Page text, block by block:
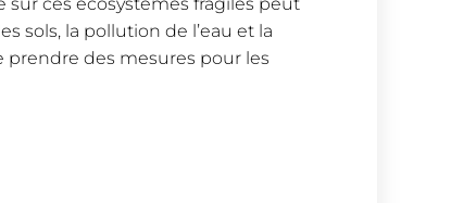
sols, la pollution de l’eau et la
prendre des mesures pour les